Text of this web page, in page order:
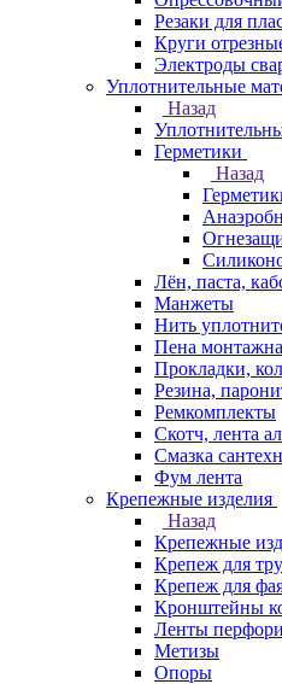
Резаки для
Круги
Электроды
Уплотнительные
Назад
Герметики
Назад
Лён, паста,
Манжеты
Нить
Пена
Прокладки,
Резина,
Ремкомплекты
Скотч, лента
Смазка
Фум лента
Крепежные изделия
Назад
Крепежные
Крепеж для
Крепеж для
Кронштейны
Ленты
Метизы
Опоры